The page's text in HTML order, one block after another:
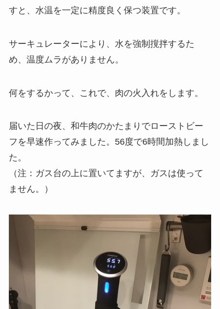
すと、水温を一定に精度良く保つ装置です。
サーキュレーターにより、水を強制撹拌するた
め、温度ムラがありません。
何をするかって、これで、肉の火入れをします。
届いた日の夜、和牛肉のかたまりでローストビー
フを早速作ってみました。56度で6時間加熱しまし
た。
（注：ガス台の上に置いてますが、ガスは使って
ません。）